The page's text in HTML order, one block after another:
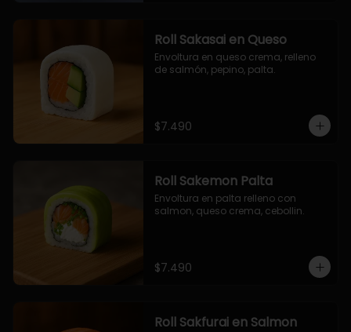
Roll Sakasai en Queso
Envoltura en queso crema, relleno
de salmón, pepino, palta.
$7.490
Roll Sakemon Palta
Envoltura en palta relleno con
salmon, queso crema, cebollin.
$7.490
Roll Sakfurai en Salmon